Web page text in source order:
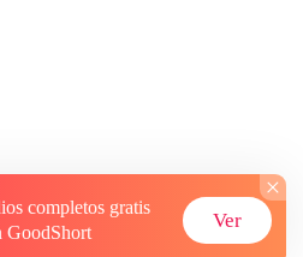
completos gratis
GoodShort
Ver